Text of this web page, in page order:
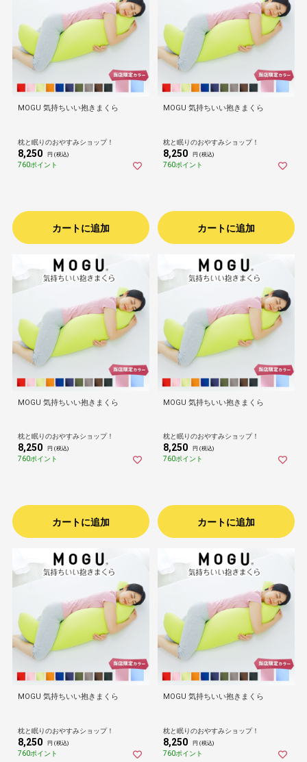
MOGU 気持ちいい抱きまくら
枕と眠りのおやすみショップ！
8,250 円 (税込)
760ポイント
カートに追加
MOGU 気持ちいい抱きまくら
枕と眠りのおやすみショップ！
8,250 円 (税込)
760ポイント
カートに追加
MOGU 気持ちいい抱きまくら
枕と眠りのおやすみショップ！
8,250 円 (税込)
760ポイント
カートに追加
MOGU 気持ちいい抱きまくら
枕と眠りのおやすみショップ！
8,250 円 (税込)
760ポイント
カートに追加
MOGU 気持ちいい抱きまくら
枕と眠りのおやすみショップ！
8,250 円 (税込)
760ポイント
MOGU 気持ちいい抱きまくら
枕と眠りのおやすみショップ！
8,250 円 (税込)
760ポイント